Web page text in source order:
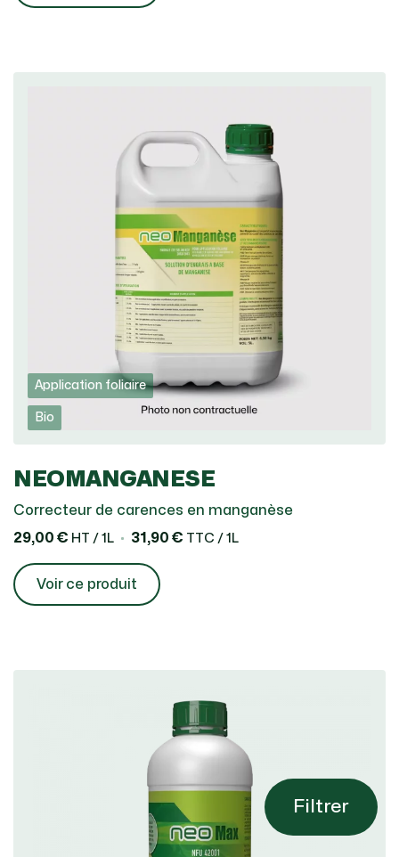
Application foliaire
Bio
NEOMANGANESE
Correcteur de carences en manganèse
29,00 € HT / 1L 31,90 € TTC / 1L
Voir ce produit
Filtrer